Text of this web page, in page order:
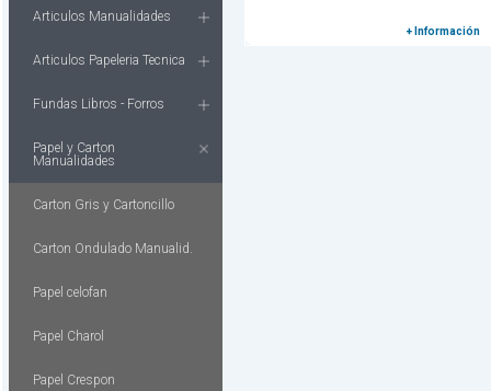
Articulos Manualidades
Articulos Papeleria Tecnica
Fundas Libros - Forros
Papel y Carton
Manualidades
Carton Gris y Cartoncillo
Carton Ondulado Manualid.
Papel celofan
Papel Charol
Papel Crespon
+ Información